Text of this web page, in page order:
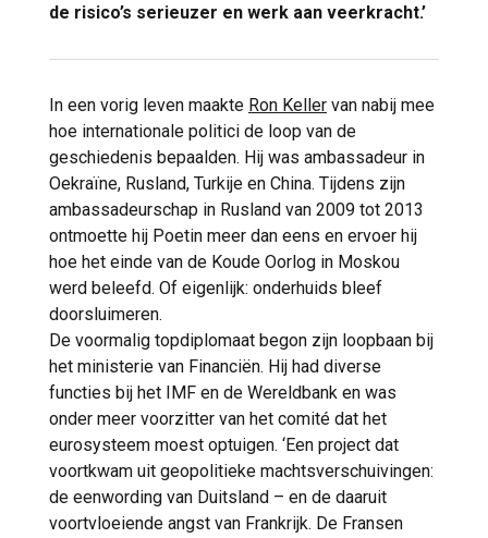
de risico’s serieuzer en werk aan veerkracht.’
In een vorig leven maakte Ron Keller van nabij mee
hoe internationale politici de loop van de
geschiedenis bepaalden. Hij was ambassadeur in
Oekraïne, Rusland, Turkije en China. Tijdens zijn
ambassadeurschap in Rusland van 2009 tot 2013
ontmoette hij Poetin meer dan eens en ervoer hij
hoe het einde van de Koude Oorlog in Moskou
werd beleefd. Of eigenlijk: onderhuids bleef
doorsluimeren.
De voormalig topdiplomaat begon zijn loopbaan bij
het ministerie van Financiën. Hij had diverse
functies bij het IMF en de Wereldbank en was
onder meer voorzitter van het comité dat het
eurosysteem moest optuigen. ‘Een project dat
voortkwam uit geopolitieke machtsverschuivingen:
de eenwording van Duitsland – en de daaruit
voortvloeiende angst van Frankrijk. De Fransen